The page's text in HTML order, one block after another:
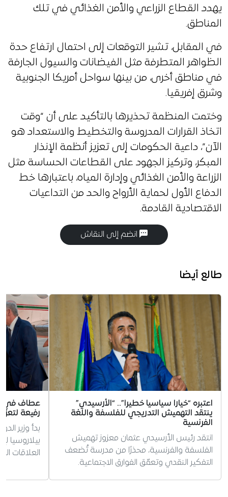
يهدد القطاع الزراعي والأمن الغذائي في تلك
المناطق.
في المقابل، تشير التوقعات إلى احتمال ارتفاع حدة
الظواهر المتطرفة مثل الفيضانات والسيول الجارفة
في مناطق أخرى، من بينها سواحل أمريكا الجنوبية
وشرق إفريقيا.
وختمت المنظمة تحذيرها بالتأكيد على أن “وقت
اتخاذ القرارات المدروسة والتخطيط والاستعداد هو
الآن”، داعية الحكومات إلى تعزيز أنظمة الإنذار
المبكر، وتركيز الجهود على القطاعات الحساسة مثل
الزراعة والأمن الغذائي وإدارة المياه، باعتبارها خط
الدفاع الأول لحماية الأرواح والحد من التداعيات
الاقتصادية القادمة.
انضم إلى النقاش
طالع أيضا
اعتبره “خيارا سياسيا خطيرا”.. “الأرسيدي”
ينتقد التهميش التدريجي للفلسفة واللغة
الفرنسية
انتقد رئيس الأرسيدي عثمان معزوز تهميش
الفلسفة والفرنسية، محذرًا من مدرسة تُضعف
التفكير النقدي وتعمّق الفوارق الاجتماعية.
عطاف في
رفيعة
بدأ وزير
بيلاروسيا
العلاقات